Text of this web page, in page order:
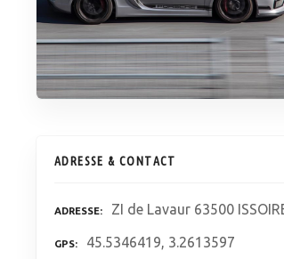
ADRESSE & CONTACT
ADRESSE ZI de Lavaur 63500
GPS 45.5346419, 3.2613597